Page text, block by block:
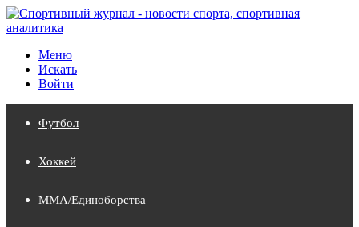
Меню
Искать
Войти
Футбол
Хоккей
MMA/Единоборства